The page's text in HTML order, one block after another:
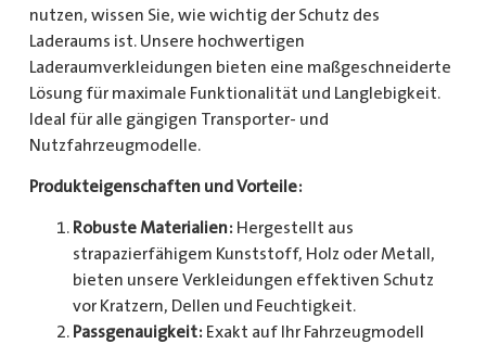
nutzen, wissen Sie, wie wichtig der Schutz des
Laderaums ist. Unsere hochwertigen
Laderaumverkleidungen bieten eine maßgeschneiderte
Lösung für maximale Funktionalität und Langlebigkeit.
Ideal für alle gängigen Transporter- und
Nutzfahrzeugmodelle.
Produkteigenschaften und Vorteile:
Robuste Materialien: Hergestellt aus
strapazierfähigem Kunststoff, Holz oder Metall,
bieten unsere Verkleidungen effektiven Schutz
vor Kratzern, Dellen und Feuchtigkeit.
Passgenauigkeit: Exakt auf Ihr Fahrzeugmodell